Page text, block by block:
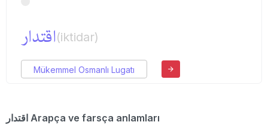
اقتدار(iktidar)
Mükemmel Osmanlı Lugatı
اقتدار Arapça ve farsça anlamları